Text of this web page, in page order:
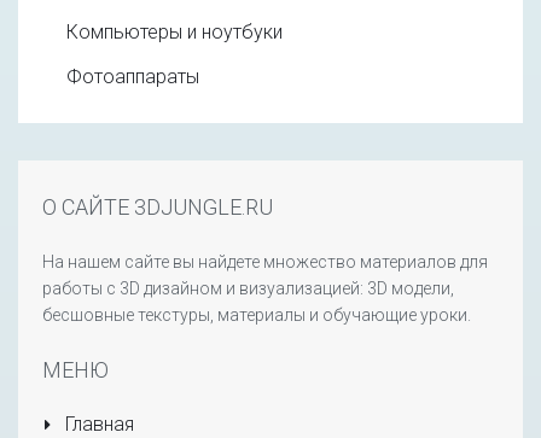
Компьютеры и ноутбуки
Фотоаппараты
О САЙТЕ 3DJUNGLE.RU
На нашем сайте вы найдете множество материалов для
работы с 3D дизайном и визуализацией: 3D модели,
бесшовные текстуры, материалы и обучающие уроки.
МЕНЮ
Главная